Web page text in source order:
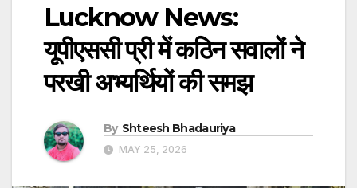
Lucknow News:
यूपीएससी प्री में कठिन सवालों ने
परखी अभ्यर्थियों की समझ
By Shteesh Bhadauriya
MAY 25, 2026